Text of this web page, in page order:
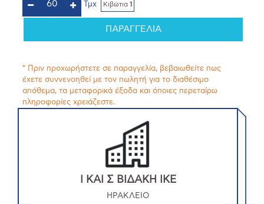
Τμχ Κιβώτια 1
ΠΑΡΑΓΓΕΛΙΑ
* Πριν προχωρήστετε σε παραγγελία, βεβαιωθείτε πως
έχετε συννενοηθεί με τον πωλητή για το διαθέσιμο
απόθεμα, τα μεταφορικά έξοδα και όποιες περεταίρω
πληροφορίες χρειάζεστε.
I KAI Σ ΒΙΔΑΚΗ ΙΚΕ
ΗΡΑΚΛΕΙΟ